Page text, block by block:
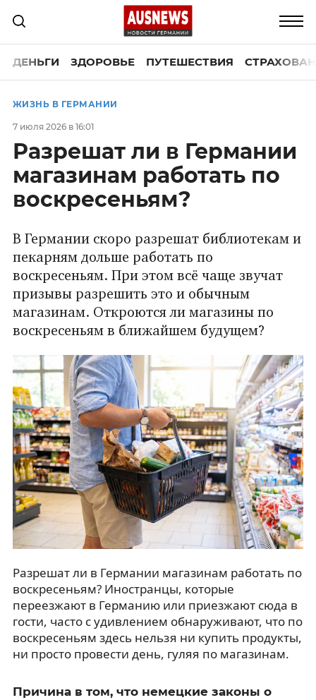
ДЕНЬГИ ЗДОРОВЬЕ ПУТЕШЕСТВИЯ
ЖИЗНЬ В ГЕРМАНИИ
7 июля 2026 в 16:01
Разрешат ли в Германии
магазинам работать по
воскресеньям?
В Германии скоро разрешат библиотекам и
пекарням дольше работать по
воскресеньям. При этом всё чаще звучат
призывы разрешить это и обычным
магазинам. Откроются ли магазины по
воскресеньям в ближайшем будущем?
Разрешат ли в Германии магазинам работать по
воскресеньям? Иностранцы, которые
переезжают в Германию или приезжают сюда в
гости, часто с удивлением обнаруживают, что по
воскресеньям здесь нельзя ни купить продукты,
ни просто провести день, гуляя по магазинам.
Причина в том, что немецкие законы о